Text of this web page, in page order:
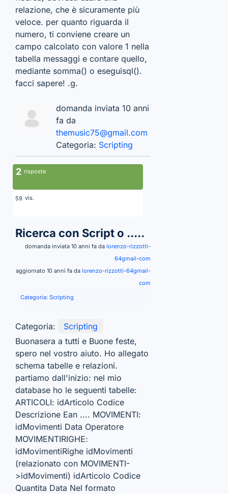
relazione, che è sicuramente più
veloce. per quanto riguarda il
numero, ti conviene creare un
campo calcolato con valore 1 nella
tabella messaggi e contare quello,
mediante somma() o eseguisql().
facci sapere! .g.
domanda inviata 10 anni
fa da
themusic75@gmail.com
Categoria: Scripting
2 risposte
59 vis.
Ricerca con Script o .....
domanda inviata 10 anni fa da lorenzo-rizzotti-
64gmail-com
aggiornato 10 anni fa da lorenzo-rizzotti-64gmail-
com
Categoria: Scripting
Categoria:
Scripting
Buonasera a tutti e Buone feste,
spero nel vostro aiuto. Ho allegato
schema tabelle e relazioni.
partiamo dall'inizio: nel mio
database ho le seguenti tabelle:
ARTICOLI: idArticolo Codice
Descrizione Ean .... MOVIMENTI:
idMovimenti Data Operatore
MOVIMENTIRIGHE:
idMovimentiRighe idMovimenti
(relazionato con MOVIMENTI-
>idMovimenti) idArticolo Codice
Quantita Data Nel formato